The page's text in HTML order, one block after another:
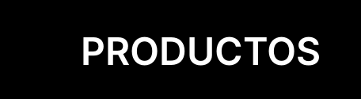
PRODUCTOS